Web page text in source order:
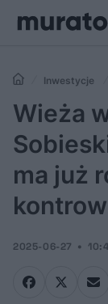
Inwestycje
Sobieskiego w
Wieża
ma już
2025-06-27